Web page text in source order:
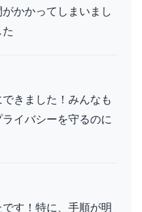
かかってしまいまし
きました！みんなも
イバシーを守るのに
す！特に、手順が明